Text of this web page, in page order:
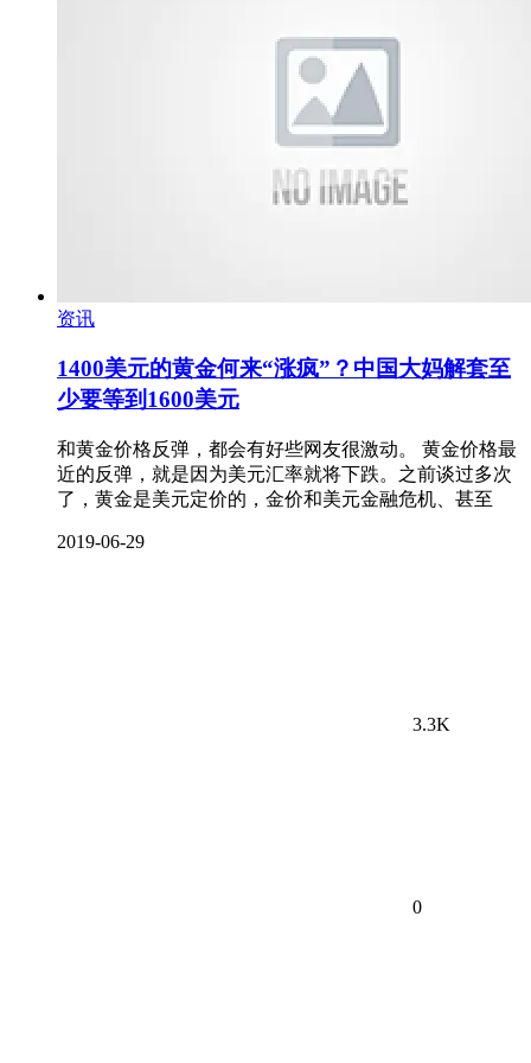
资讯
1400美元的黄金何来“涨疯”？中国大妈解套至
少要等到1600美元
和黄金价格反弹，都会有好些网友很激动。 黄金价格最
近的反弹，就是因为美元汇率就将下跌。之前谈过多次
了，黄金是美元定价的，金价和美元金融危机、甚至
2019-06-29
3.3K
0